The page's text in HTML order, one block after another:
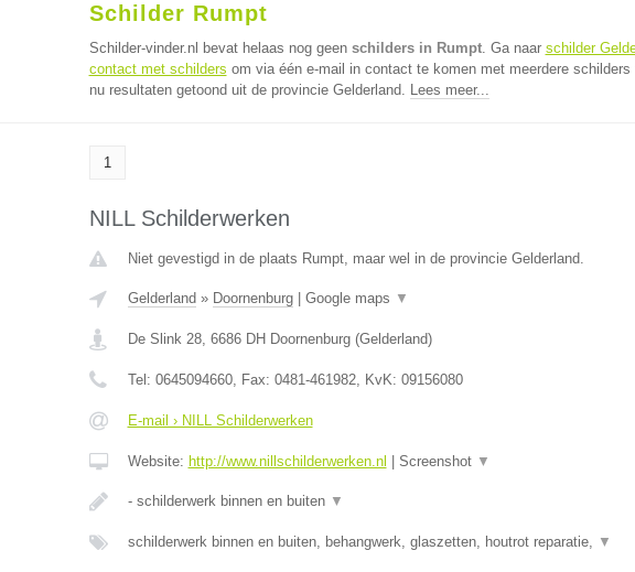
Schilder Rumpt
Schilder-vinder.nl bevat helaas nog geen schilders in Rumpt. Ga naar schilder
contact met schilders om via één e-mail in contact te komen met meerdere schilders
nu resultaten getoond uit de provincie Gelderland. Lees meer...
1
NILL Schilderwerken
Niet gevestigd in de plaats Rumpt, maar wel in de provincie Gelderland.
Gelderland » Doornenburg| Google maps ▼
De Slink 28, 6686 DH Doornenburg(Gelderland)
Tel: 0645094660, Fax: 0481-461982, KvK: 09156080
E-mail › NILL Schilderwerken
Website: http://www.nillschilderwerken.nl Screenshot ▼
- schilderwerk binnen en buiten ▼
schilderwerk binnen en buiten, behangwerk, glaszetten, houtrot reparatie, ▼